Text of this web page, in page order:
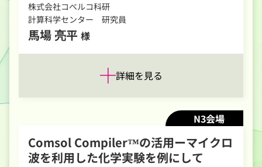
株式会社コベルコ科研
計算科学センター 研究員
馬場 亮平 様
詳細を見る
N3会場
Comsol Compiler™の活用ーマイクロ
波を利用した化学実験を例にして